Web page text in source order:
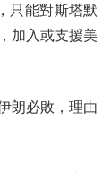
只能對斯塔默
加入或支援美
朗必敗，理由